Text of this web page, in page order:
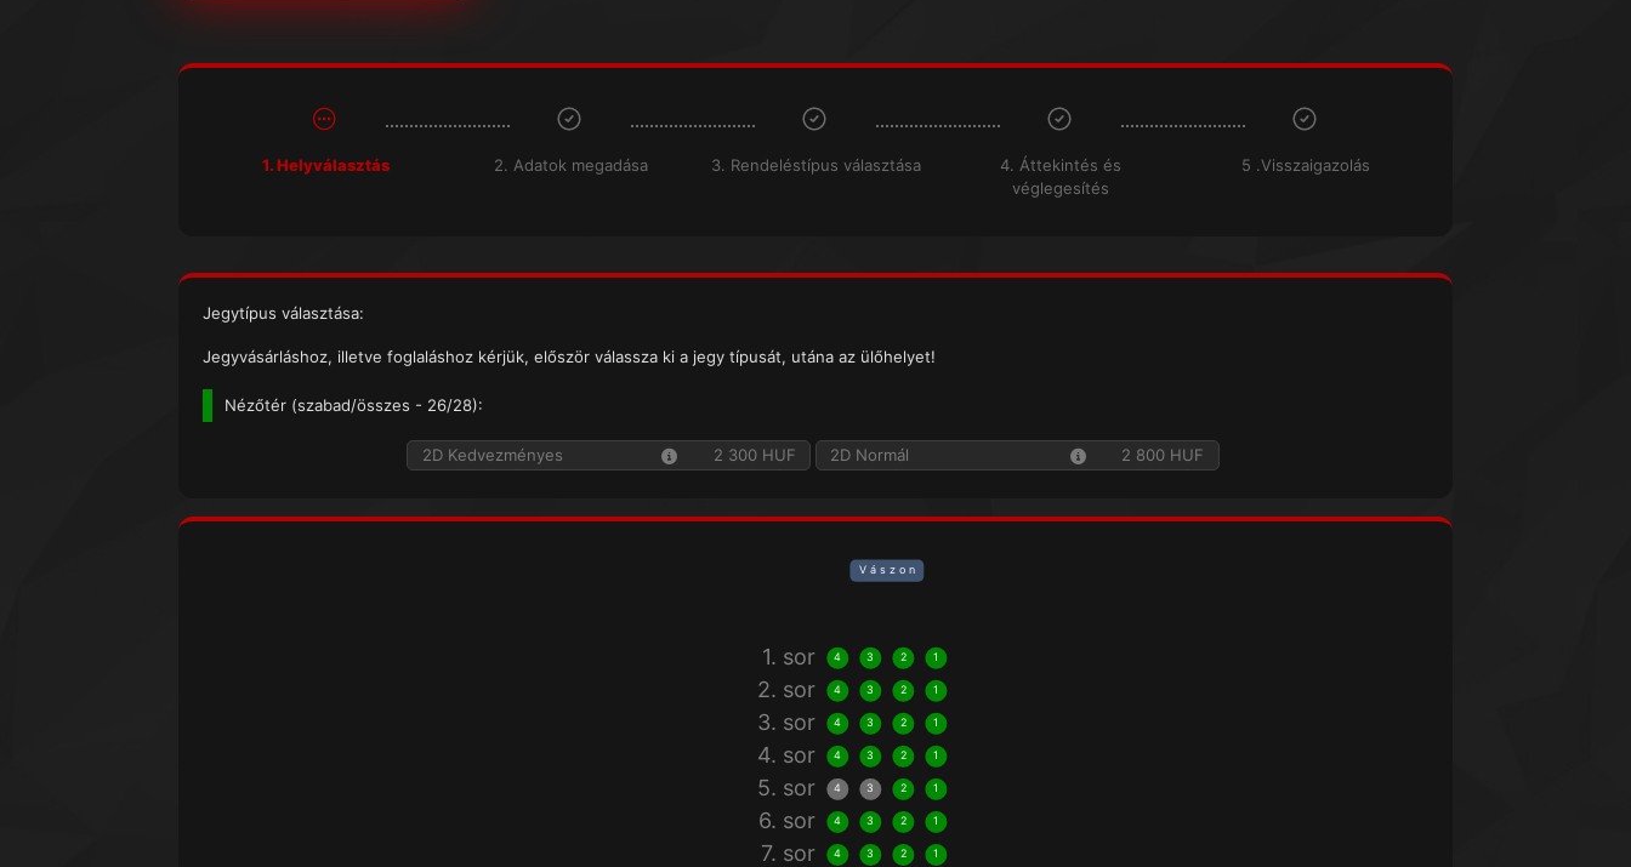
1. Helyválasztás 2. Adatok megadása 3. Rendeléstípus választása
4. Áttekintés és
véglegesítés
5 .Visszaigazolás
Jegytípus választása:
Jegyvásárláshoz, illetve foglaláshoz kérjük, először válassza ki a jegy típusát, utána az ülőhelyet!
Nézőtér (szabad/összes - 26/28):
2D Kedvezményes 2 300 HUF 2D Normál 2 800 HUF
V á s z o n
1. sor 4 3 2 1
2. sor 4 3 2 1
3. sor 4 3 2 1
4. sor 4 3 2 1
5. sor 4 3 2 1
6. sor 4 3 2 1
7. sor 4 3 2 1